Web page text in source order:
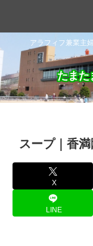
アラフィフ兼業主
たまた
スープ｜香
X
LINE